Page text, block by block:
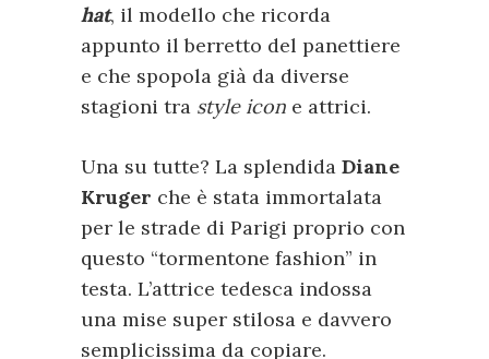
hat, il modello che ricorda
appunto il berretto del panettiere
e che spopola già da diverse
stagioni tra style icon e attrici.
Una su tutte? La splendida Diane
Kruger che è stata immortalata
per le strade di Parigi proprio con
questo “tormentone fashion” in
testa. L’attrice tedesca indossa
una mise super stilosa e davvero
semplicissima da copiare.